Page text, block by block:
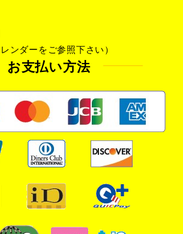
ンダーをご参照下さい）
お支払い方法